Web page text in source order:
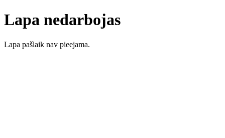
Lapa nedarbojas
Lapa pašlaik nav pieejama.